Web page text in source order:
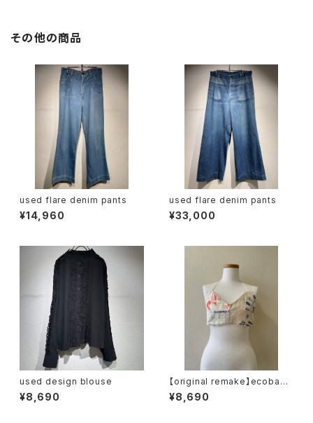
その他の商品
used flare denim pants
¥14,960
used flare denim pants
¥33,000
used design blouse
¥8,690
【original remake】ecobag r
ecycle bustier(E)
¥8,690